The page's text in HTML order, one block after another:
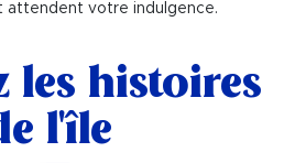
attendent votre indulgence.
les histoires
l'île